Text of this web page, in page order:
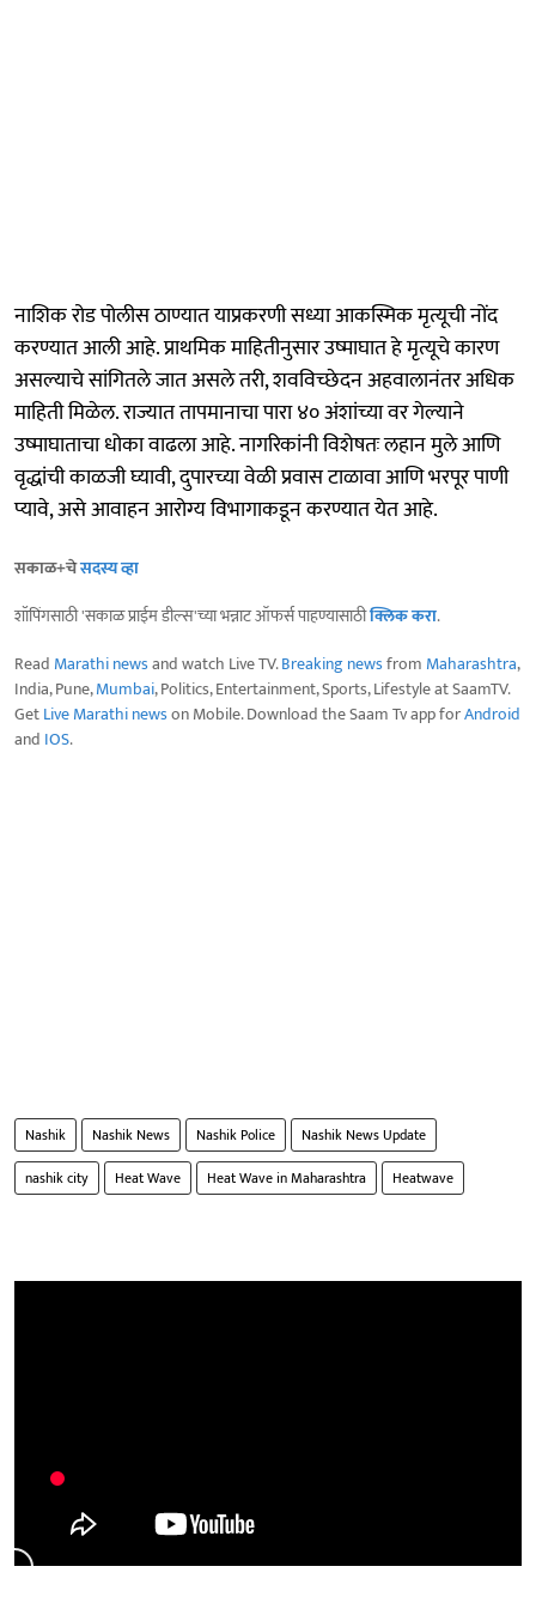
नाशिक रोड पोलीस ठाण्यात याप्रकरणी सध्या आकस्मिक मृत्यूची नोंद
करण्यात आली आहे. प्राथमिक माहितीनुसार उष्माघात हे मृत्यूचे कारण
असल्याचे सांगितले जात असले तरी, शवविच्छेदन अहवालानंतर अधिक
माहिती मिळेल. राज्यात तापमानाचा पारा ४० अंशांच्या वर गेल्याने
उष्माघाताचा धोका वाढला आहे. नागरिकांनी विशेषतः लहान मुले आणि
वृद्धांची काळजी घ्यावी, दुपारच्या वेळी प्रवास टाळावा आणि भरपूर पाणी
प्यावे, असे आवाहन आरोग्य विभागाकडून करण्यात येत आहे.
सकाळ+चेसदस्य व्हा
शॉपिंगसाठी 'सकाळ प्राईम डील्स'च्या भन्नाट ऑफर्स पाहण्यासाठीक्लिक करा.
Read Marathi newsand watch Live TV.Breaking newsfrom Maharashtra,
India, Pune,Mumbai, Politics, Entertainment, Sports, Lifestyle at SaamTV.
GetLive Marathi newson Mobile. Download the Saam Tv app forAndroid
and IOS.
Nashik Nashik News Nashik Police
Nashik News Update
nashik city
Heat Wave Heat Wave in Maharashtra Heatwave